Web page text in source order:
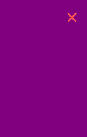
5. August×